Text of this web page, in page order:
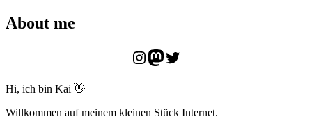
About me
https://
Mastodon
Twitter
Hi, ich bin Kai 👋
Willkommen auf meinem kleinen Stück Internet.